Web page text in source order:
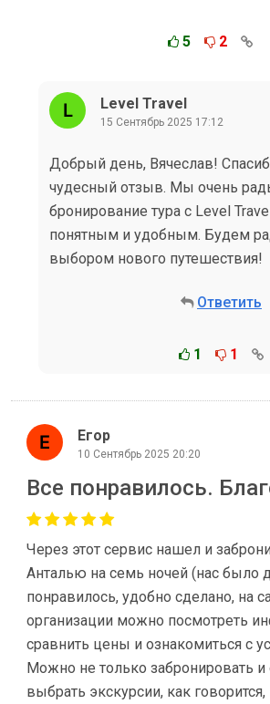
5 2
Level Travel
15 Сентябрь 2025 17:12
Добрый день, Вячеслав!
чудесный отзыв. Мы очень
бронирование тура с Level
понятным и удобным. Будем
выбором нового путешествия!
Ответить
1 1
Егор
10 Сентябрь 2025 20:20
Все понравилось.
Через этот сервис нашел и
Анталью на семь ночей (нас было
понравилось, удобно сделано, на
организации можно посмотреть
сравнить цены и ознакомиться с
Можно не только забронировать и
выбрать экскурсии, как говорится,